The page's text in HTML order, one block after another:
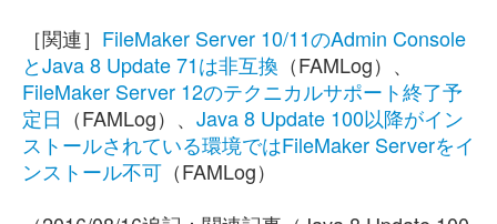
［関連］ FileMaker Server 10/11のAdmin Console
とJava 8 Update 71は非互換 （FAMLog）、
FileMaker Server 12のテクニカルサポート終了予
定日 （FAMLog）、 Java 8 Update 100以降がイン
ストールされている環境ではFileMaker Serverをイ
ンストール不可 （FAMLog）